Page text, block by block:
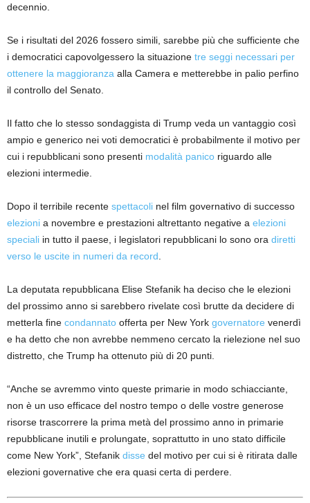
decennio.
Se i risultati del 2026 fossero simili, sarebbe più che sufficiente che
i democratici capovolgessero la situazione tre seggi necessari per
ottenere la maggioranza alla Camera e metterebbe in palio perfino
il controllo del Senato.
Il fatto che lo stesso sondaggista di Trump veda un vantaggio così
ampio e generico nei voti democratici è probabilmente il motivo per
cui i repubblicani sono presenti modalità panico riguardo alle
elezioni intermedie.
Dopo il terribile recente spettacoli nel film governativo di successo
elezioni a novembre e prestazioni altrettanto negative a elezioni
speciali in tutto il paese, i legislatori repubblicani lo sono ora diretti
verso le uscite in numeri da record.
La deputata repubblicana Elise Stefanik ha deciso che le elezioni
del prossimo anno si sarebbero rivelate così brutte da decidere di
metterla fine condannato offerta per New York governatore venerdì
e ha detto che non avrebbe nemmeno cercato la rielezione nel suo
distretto, che Trump ha ottenuto più di 20 punti.
“Anche se avremmo vinto queste primarie in modo schiacciante,
non è un uso efficace del nostro tempo o delle vostre generose
risorse trascorrere la prima metà del prossimo anno in primarie
repubblicane inutili e prolungate, soprattutto in uno stato difficile
come New York”, Stefanik disse del motivo per cui si è ritirata dalle
elezioni governative che era quasi certa di perdere.